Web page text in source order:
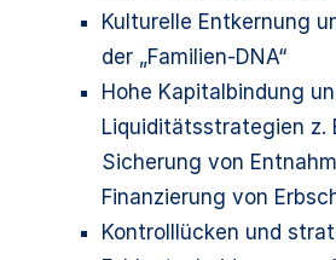
Kulturelle Entkernung
der „Familien-DNA“
Hohe Kapitalbindung
Liquiditätsstrategien z.
Sicherung von
Finanzierung von
Kontrolllücken und